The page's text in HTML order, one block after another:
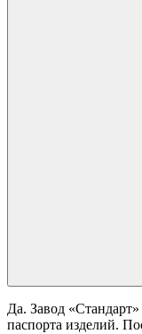
Да. Завод
паспорта изделий.